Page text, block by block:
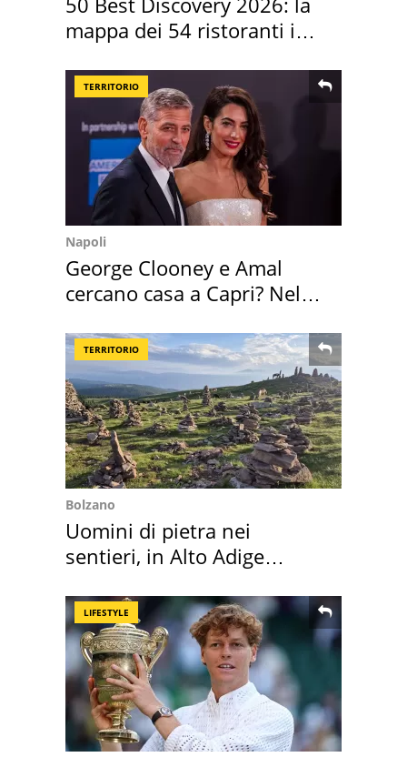
mappa dei 54 ristoranti in
TERRITORIO
Napoli
George Clooney e Amal
cercano casa a Capri? Nel
TERRITORIO
Bolzano
Uomini di pietra nei
sentieri, in Alto Adige
LIFESTYLE